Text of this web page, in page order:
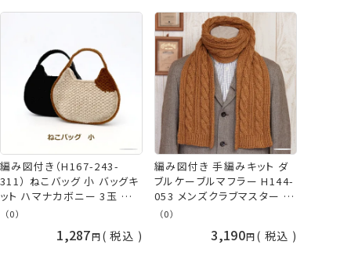
編み図付き（H167-243-
311） ねこバッグ 小 バッグキ
ット ハマナカボニー 3玉 手
編みキット バッグ 編み物 手
（0）
1,287 税込
編み図付き 手編みキット ダ
ブルケーブルマフラー H144-
053 メンズクラブマスター 編
み物 手作りキット ハマナカ
（0）
3,190 税込